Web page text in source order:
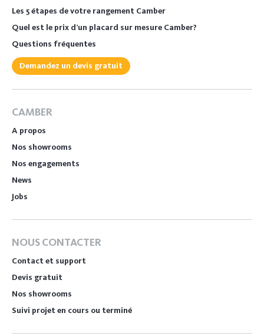
Les 5 étapes de votre rangement Camber
Quel est le prix d’un placard sur mesure Camber?
Questions fréquentes
Demandez un devis gratuit
CAMBER
A propos
Nos showrooms
Nos engagements
News
Jobs
NOUS CONTACTER
Contact et support
Devis gratuit
Nos showrooms
Suivi projet en cours ou terminé